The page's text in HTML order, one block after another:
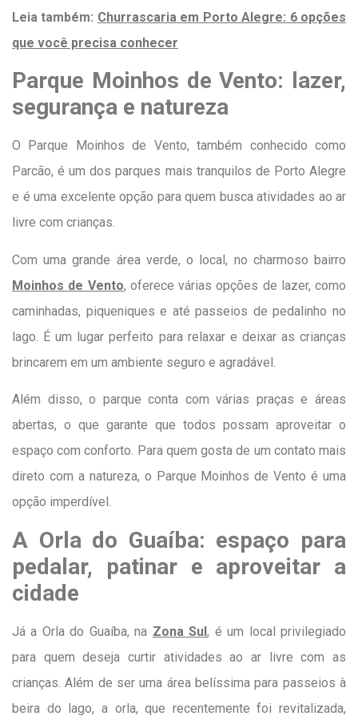
Leia também: Churrascaria em Porto Alegre: 6 opções
que você precisa conhecer
Parque Moinhos de Vento: lazer,
segurança e natureza
O Parque Moinhos de Vento, também conhecido como
Parcão, é um dos parques mais tranquilos de Porto Alegre
e é uma excelente opção para quem busca atividades ao ar
livre com crianças.
Com uma grande área verde, o local, no charmoso bairro
Moinhos de Vento, oferece várias opções de lazer, como
caminhadas, piqueniques e até passeios de pedalinho no
lago. É um lugar perfeito para relaxar e deixar as crianças
brincarem em um ambiente seguro e agradável.
Além disso, o parque conta com várias praças e áreas
abertas, o que garante que todos possam aproveitar o
espaço com conforto. Para quem gosta de um contato mais
direto com a natureza, o Parque Moinhos de Vento é uma
opção imperdível.
A Orla do Guaíba: espaço para
pedalar, patinar e aproveitar a
cidade
Já a Orla do Guaíba, na Zona Sul, é um local privilegiado
para quem deseja curtir atividades ao ar livre com as
crianças. Além de ser uma área belíssima para passeios à
beira do lago, a orla, que recentemente foi revitalizada,